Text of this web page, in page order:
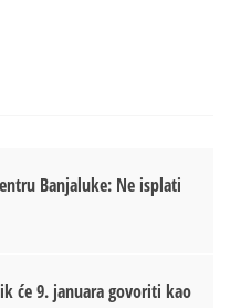
Banjaluke: Ne isplati
će 9. januara govoriti kao